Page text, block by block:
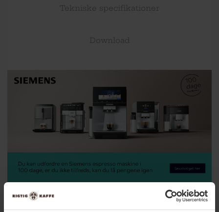
Tekniske specifikationer
Download
Siemens 100 dages tilfredshedstilbud